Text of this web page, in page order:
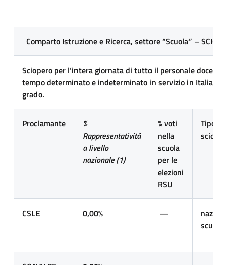
Comparto Istruzione e Ricerca, settore “Scuola” –
Sciopero per l’intera giornata di tutto il personale
tempo determinato e indeterminato in servizio in Italia e
grado.
Proclamante
%
Rappresentatività
a livello
nazionale (1)
% voti
nella
scuola
per le
elezioni
RSU
Tipo di
CSLE 0,00% —
scuola